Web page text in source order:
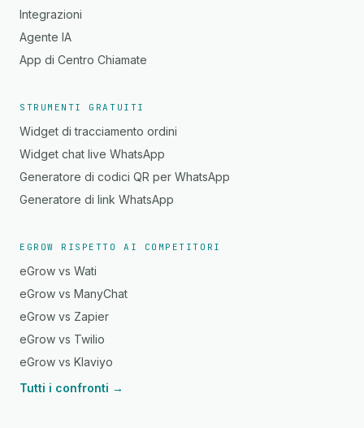
Integrazioni
Agente IA
App di Centro Chiamate
STRUMENTI GRATUITI
Widget di tracciamento ordini
Widget chat live WhatsApp
Generatore di codici QR per WhatsApp
Generatore di link WhatsApp
EGROW RISPETTO AI COMPETITORI
eGrow vs Wati
eGrow vs ManyChat
eGrow vs Zapier
eGrow vs Twilio
eGrow vs Klaviyo
Tutti i confronti →